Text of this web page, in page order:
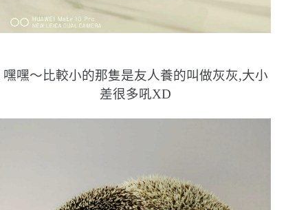
嘿嘿〜比較小的那隻是友人養的叫做灰灰,大小
差很多吼XD